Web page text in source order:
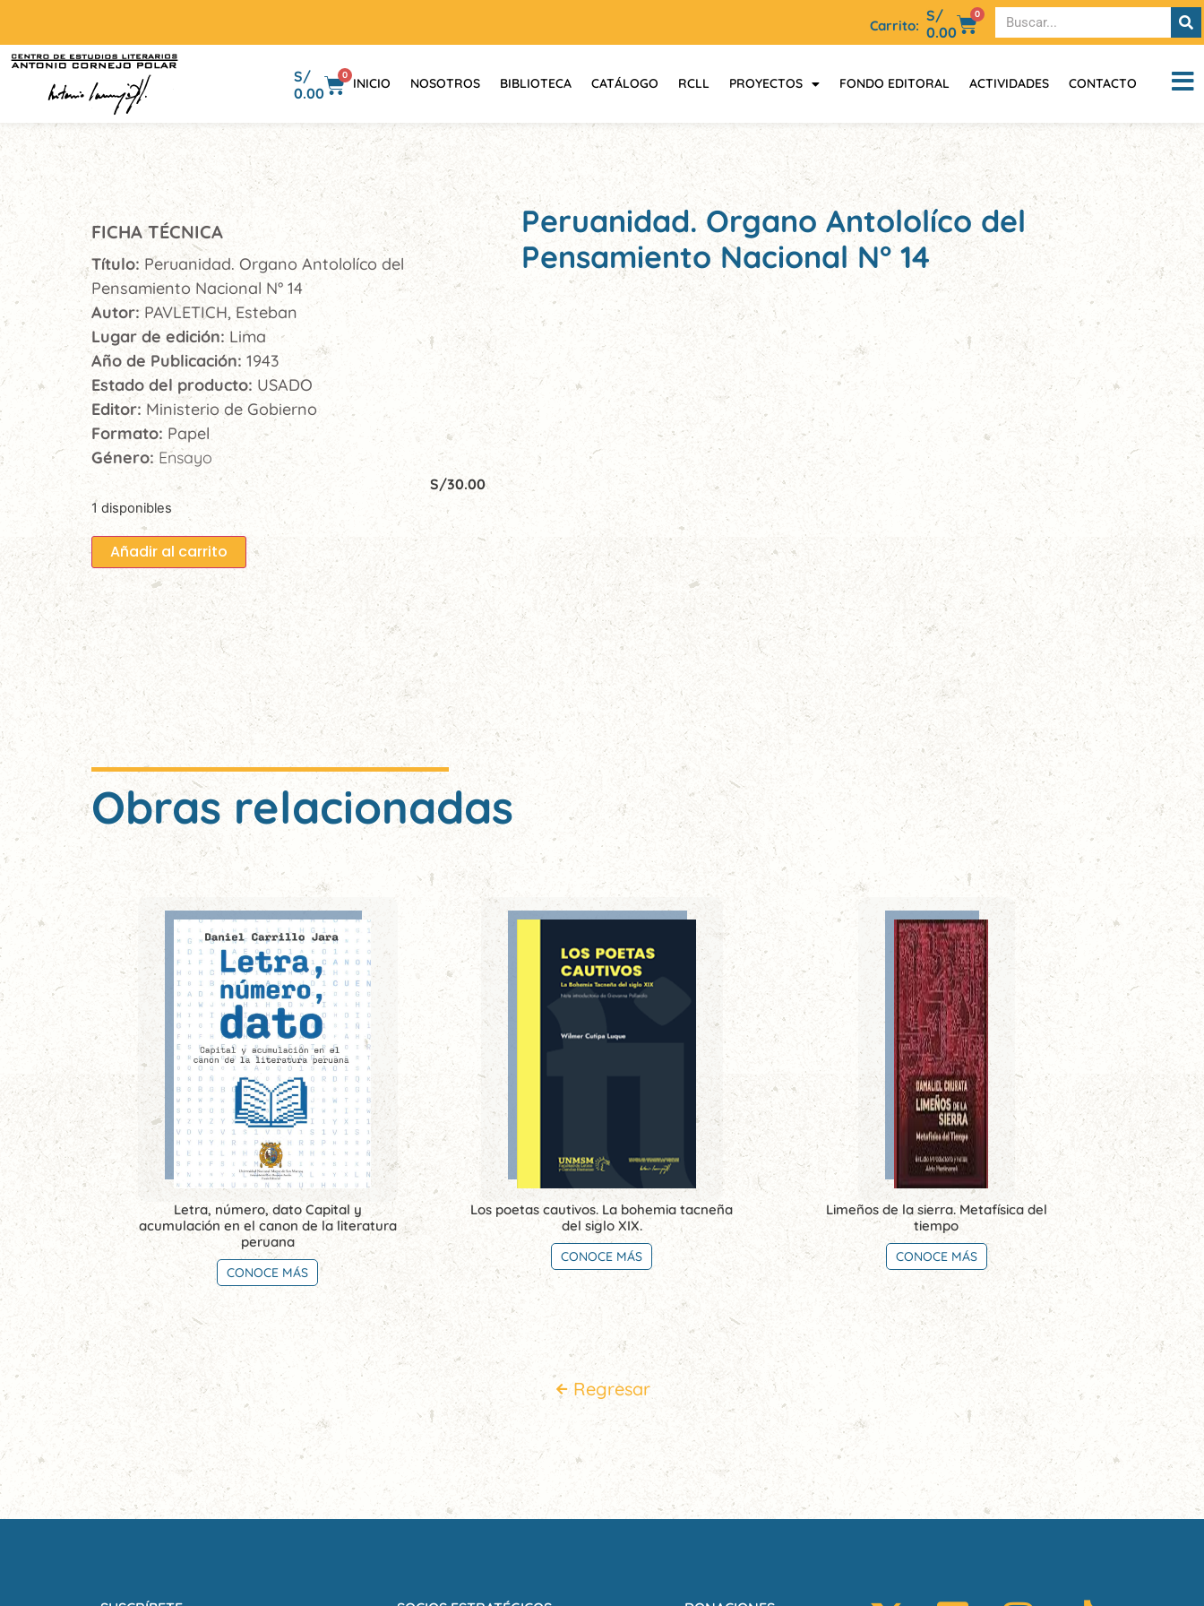
Carrito:
S/
0.00
0
S/
0.00
0
INICIO NOSOTROS BIBLIOTECA CATÁLOGO RCLL PROYECTOS FONDO EDITORAL ACTIVIDADES CONTACTO
FICHA TÉCNICA
Título: Peruanidad. Organo Antololíco del
Pensamiento Nacional N° 14
Autor: PAVLETICH, Esteban
Lugar de edición: Lima
Año de Publicación: 1943
Estado del producto: USADO
Editor: Ministerio de Gobierno
Formato: Papel
Género: Ensayo
S/30.00
1 disponibles
Añadir al carrito
Peruanidad. Organo Antololíco del
Pensamiento Nacional N° 14
Obras relacionadas
Letra, número, dato Capital y
acumulación en el canon de la literatura
peruana
CONOCE MÁS
Los poetas cautivos. La bohemia tacneña
del siglo XIX.
CONOCE MÁS
Limeños de la sierra. Metafísica del
tiempo
CONOCE MÁS
Regresar